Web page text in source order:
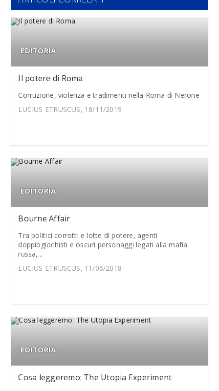
EDITORIA
Il potere di Roma
Corruzione, violenza e tradimenti nella Roma di Nerone
LUCIUS ETRUSCUS, 18/11/2019
EDITORIA
Bourne Affair
Tra politici corrotti e lotte di potere, agenti
doppiogiochisti e oscuri personaggi legati alla mafia
russa,...
LUCIUS ETRUSCUS, 11/06/2018
EDITORIA
Cosa leggeremo: The Utopia Experiment